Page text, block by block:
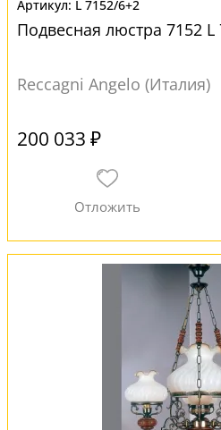
L 7152/6+2
Подвесная люстра 7152
Reccagni Angelo (Италия)
200 033 ₽